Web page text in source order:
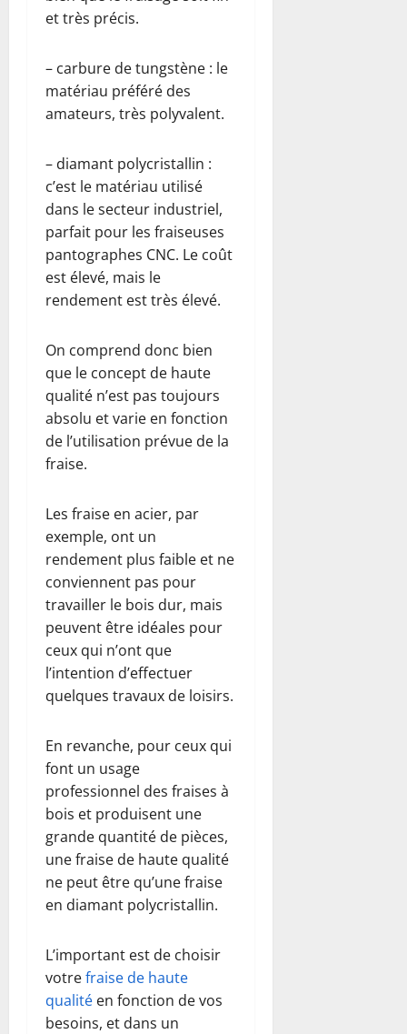
et très précis.
– carbure de tungstène : le
matériau préféré des
amateurs, très polyvalent.
– diamant polycristallin :
c’est le matériau utilisé
dans le secteur industriel,
parfait pour les fraiseuses
pantographes CNC. Le coût
est élevé, mais le
rendement est très élevé.
On comprend donc bien
que le concept de haute
qualité n’est pas toujours
absolu et varie en fonction
de l’utilisation prévue de la
fraise.
Les fraise en acier, par
exemple, ont un
rendement plus faible et ne
conviennent pas pour
travailler le bois dur, mais
peuvent être idéales pour
ceux qui n’ont que
l’intention d’effectuer
quelques travaux de loisirs.
En revanche, pour ceux qui
font un usage
professionnel des fraises à
bois et produisent une
grande quantité de pièces,
une fraise de haute qualité
ne peut être qu’une fraise
en diamant polycristallin.
L’important est de choisir
votrefraise de haute
qualité en fonction de vos
besoins, et dans un